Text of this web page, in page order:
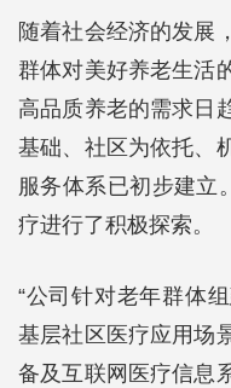
随着社会经济的发展
群体对美好养老生活
高品质养老的需求日
基础、社区为依托、
服务体系已初步建立
疗进行了积极探索。
“公司针对老年群体
基层社区医疗应用场
备及互联网医疗信息